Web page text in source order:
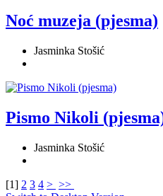
Noć muzeja (pjesma)
Jasminka Stošić
Pismo Nikoli
Jasminka Stošić
[1] 2 3 4 > >>